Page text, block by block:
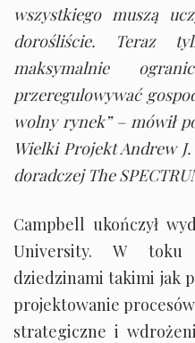
wszystkiego muszą
dorośliście. Teraz
maksymalnie
przeregulowywać
wolny rynek” – mówił
Wielki Projekt Andrew
doradczej The
Campbell ukończył
University. W toku
dziedzinami takimi jak
projektowanie
strategiczne i